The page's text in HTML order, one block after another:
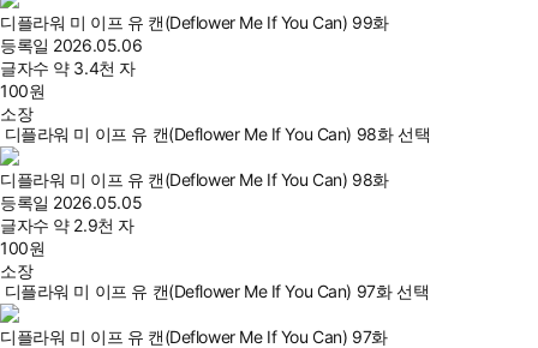
디플라워 미 이프 유 캔(Deflower Me If You Can) 99화
등록일 2026.05.06
글자수 약 3.4천 자
100원
소장
디플라워 미 이프 유 캔(Deflower Me If You Can) 98화 선택
디플라워 미 이프 유 캔(Deflower Me If You Can) 98화
등록일 2026.05.05
글자수 약 2.9천 자
100원
소장
디플라워 미 이프 유 캔(Deflower Me If You Can) 97화 선택
디플라워 미 이프 유 캔(Deflower Me If You Can) 97화